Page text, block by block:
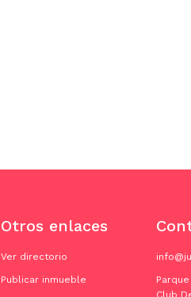
Otros enlaces
Ver directorio
Publicar inmueble
Club